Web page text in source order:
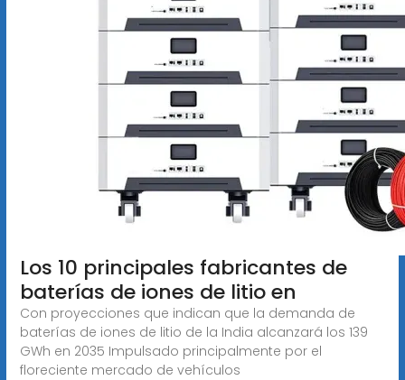
Los 10 principales fabricantes de
baterías de iones de litio en
Con proyecciones que indican que la demanda de
baterías de iones de litio de la India alcanzará los 139
GWh en 2035 Impulsado principalmente por el
floreciente mercado de vehículos